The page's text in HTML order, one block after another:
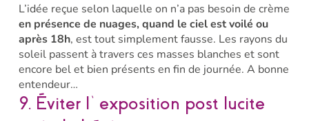
L’idée reçue selon laquelle on n’a pas besoin de crème
en présence de nuages, quand le ciel est voilé ou
après 18h, est tout simplement fausse. Les rayons du
soleil passent à travers ces masses blanches et sont
encore bel et bien présents en fin de journée. A bonne
entendeur…
9. Éviter l’exposition post lucite